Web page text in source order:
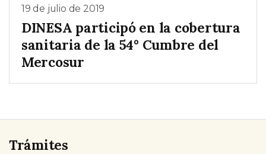
19 de julio de 2019
DINESA participó en la cobertura
sanitaria de la 54° Cumbre del
Mercosur
Trámites